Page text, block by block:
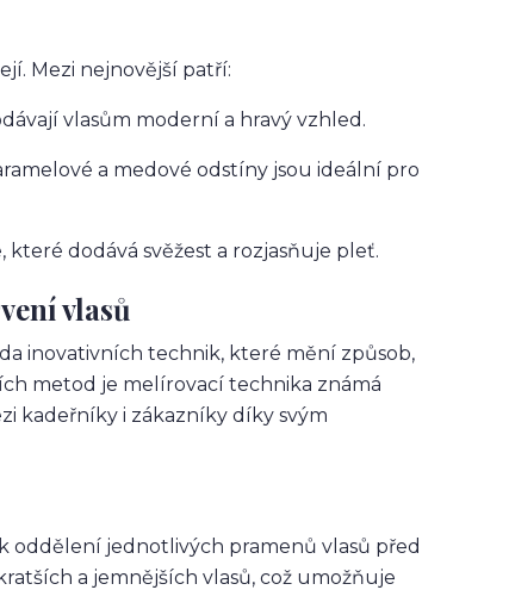
Mezi nejnovější patří:
vlasům moderní a hravý vzhled.
a medové odstíny jsou ideální pro
dodává svěžest a rozjasňuje pleť.
vlasů
inovativních technik, které mění způsob,
metod je melírovací technika známá
kadeřníky i zákazníky díky svým
jednotlivých pramenů vlasů před
a jemnějších vlasů, což umožňuje